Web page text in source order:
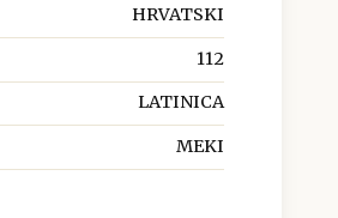
HRVATSKI
112
LATINICA
MEKI